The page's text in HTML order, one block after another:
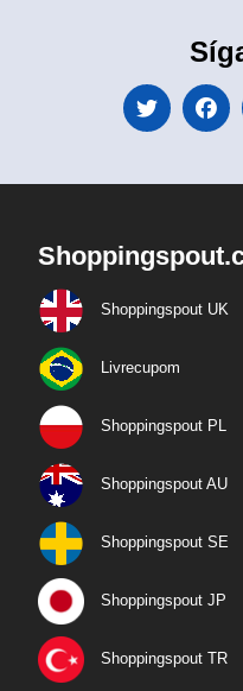
Shoppingspout UK
Livrecupom
Shoppingspout PL
Shoppingspout AU
Shoppingspout SE
Shoppingspout JP
Shoppingspout TR